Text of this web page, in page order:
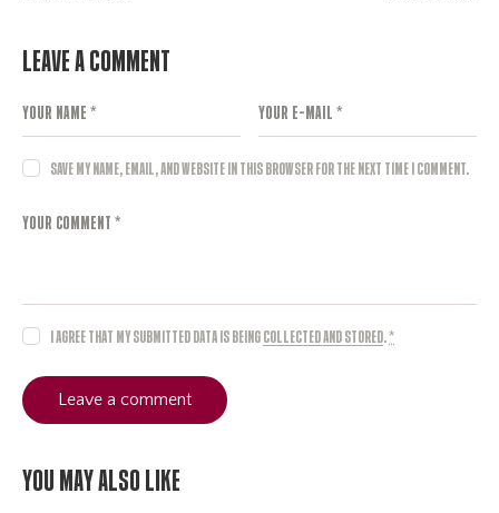
Leave a comment
Save my name, email, and website in this browser for the next time I comment.
I agree that my submitted data is beingcollected and stored.*
You May Also Like